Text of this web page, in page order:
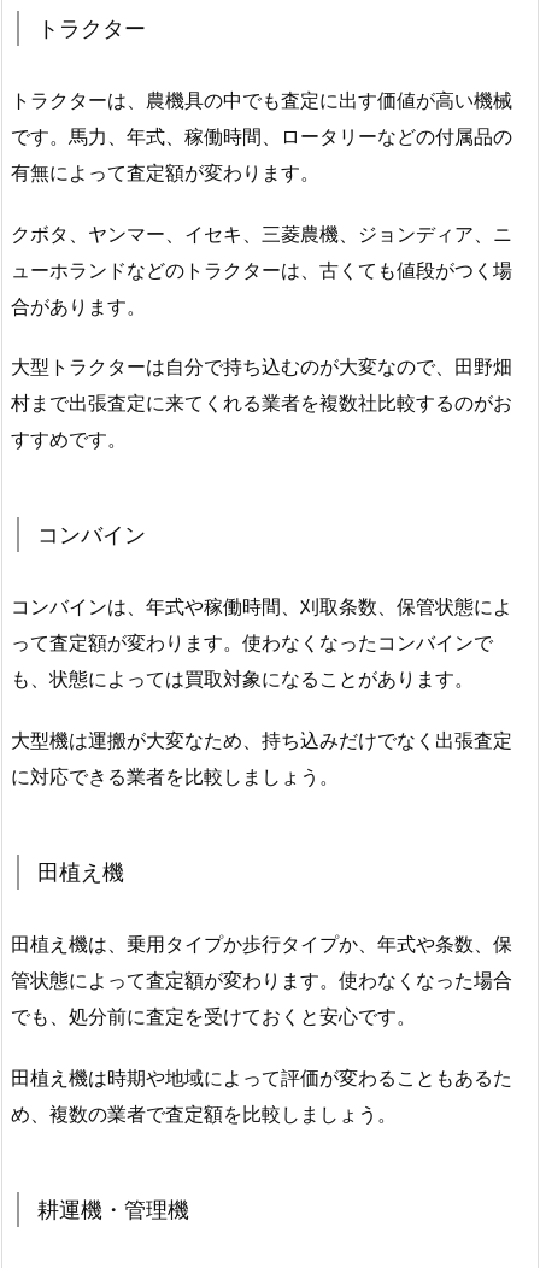
トラクター
トラクターは、農機具の中でも査定に出す価値が高い機械
です。馬力、年式、稼働時間、ロータリーなどの付属品の
有無によって査定額が変わります。
クボタ、ヤンマー、イセキ、三菱農機、ジョンディア、ニ
ューホランドなどのトラクターは、古くても値段がつく場
合があります。
大型トラクターは自分で持ち込むのが大変なので、田野畑
村まで出張査定に来てくれる業者を複数社比較するのがお
すすめです。
コンバイン
コンバインは、年式や稼働時間、刈取条数、保管状態によ
って査定額が変わります。使わなくなったコンバインで
も、状態によっては買取対象になることがあります。
大型機は運搬が大変なため、持ち込みだけでなく出張査定
に対応できる業者を比較しましょう。
田植え機
田植え機は、乗用タイプか歩行タイプか、年式や条数、保
管状態によって査定額が変わります。使わなくなった場合
でも、処分前に査定を受けておくと安心です。
田植え機は時期や地域によって評価が変わることもあるた
め、複数の業者で査定額を比較しましょう。
耕運機・管理機